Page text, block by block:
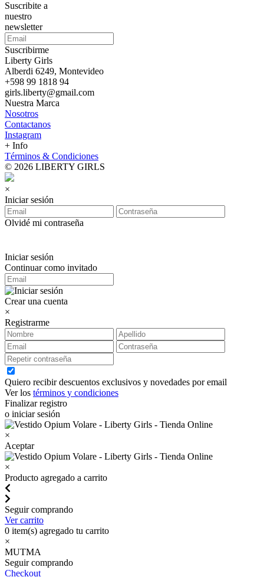
Suscribite a
nuestro
newsletter
Suscribirme
Liberty Girls
Alberdi 6249, Montevideo
+598 99 1818 94
girls.liberty@gmail.com
Nuestra Marca
Nosotros
Contactanos
Instagram
+ Info
Términos & Condiciones
© 2026 LIBERTY GIRLS
×
Iniciar sesión
Olvidé mi contraseña
Iniciar sesión
Continuar como invitado
Crear una cuenta
×
Registrarme
Quiero recibir descuentos exclusivos y novedades por email
Ver los términos y condiciones
Finalizar registro
o iniciar sesión
×
Aceptar
×
Producto agregado a carrito
Seguir comprando
Ver carrito
0 item(s) agregado tu carrito
×
MUTMA
Seguir comprando
Checkout